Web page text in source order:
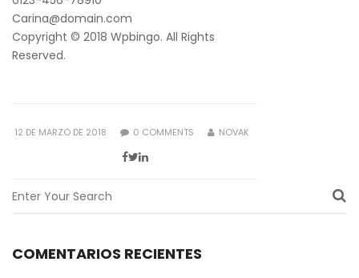
COMENTARIOS RECIENTES
Carina@domain.com
Copyright © 2018 Wpbingo. All Rights
Reserved.
POSTED
12 DE MARZO DE 2018 0 COMMENTS NOVAK